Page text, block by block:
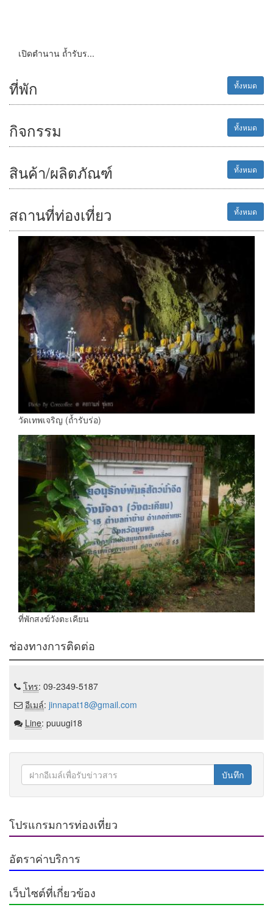
เปิดตำนาน ถ้ำรับร...
ที่พัก ทั้งหมด
กิจกรรม ทั้งหมด
สินค้า/ผลิตภัณฑ์ ทั้งหมด
สถานที่ท่องเที่ยว ทั้งหมด
วัดเทพเจริญ (ถ้ำรับร่อ)
ที่พักสงฆ์วังตะเคียน
ช่องทางการติดต่อ
โทร: 09-2349-5187
อีเมล์: jinnapat18@gmail.com
Line: puuugi18
บันทึก
โปรแกรมการท่องเที่ยว
อัตราค่าบริการ
เว็บไซต์ที่เกี่ยวข้อง